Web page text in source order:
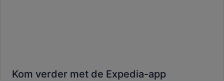
Kom verder met de Expedia-app